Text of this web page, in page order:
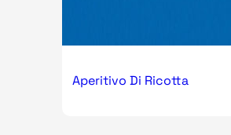
Aperitivo Di Ricotta